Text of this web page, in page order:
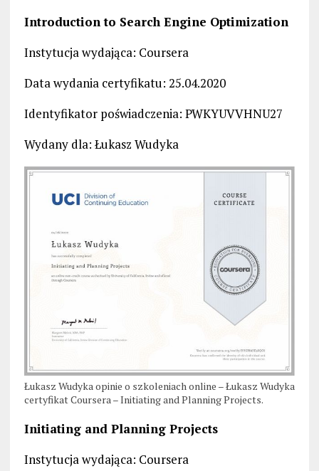
Introduction to Search Engine Optimization
Instytucja wydająca: Coursera
Data wydania certyfikatu: 25.04.2020
Identyfikator poświadczenia: PWKYUVVHNU27
Wydany dla: Łukasz Wudyka
Łukasz Wudyka opinie o szkoleniach online – Łukasz Wudyka
certyfikat Coursera – Initiating and Planning Projects.
Initiating and Planning Projects
Instytucja wydająca: Coursera